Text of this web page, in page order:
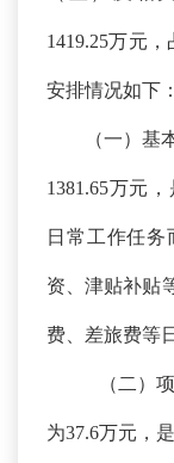
1419.25万元，
安排情况如下：
（一）基
1381.65万元
日常工作任
资、津贴补贴
费、差旅费等
（二）
为37.6万元，